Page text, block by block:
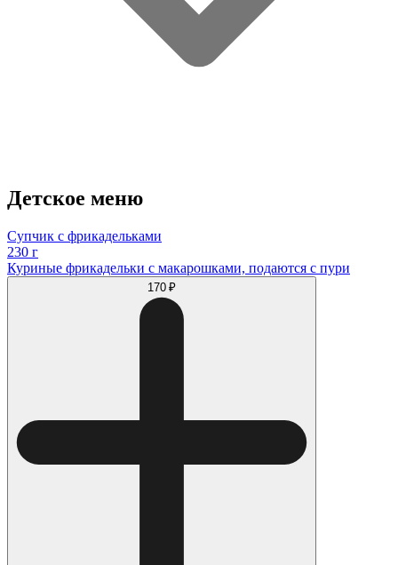
Детское меню
Супчик с фрикадельками
230 г
Куриные фрикадельки с макарошками, подаются с пури
170 ₽